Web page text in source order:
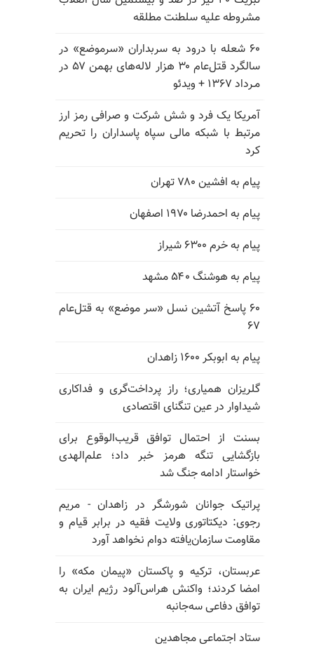
مشروطه علیه سلطنت مطلقه
۶۰ شعله با درود به سربداران «سرموضع» در
سالگرد قتل‌عام ۳۰ هزار لاله‌های بهمن ۵۷ در
مـرداد ۱۳۶۷ + ویدئو
آمریکا یک فرد و شش شرکت و صرافی رمز ارز
مرتبط با شبکه مالی سپاه پاسداران را تحریم
کرد
پیام به افشین ۷۸۰ تهران
پیام به احمدرضا ۱۹۷۰ اصفهان
پیام به خرم ۶۳۰۰ شیراز
پیام به هوشنگ ۵۴۰ مشهد
۶۰ پاسخ آتشین نسل «سر موضع» به قتل‌عام
۶۷
پیام به ابوبکر ۱۶۰۰ زاهدان
گلریزان همیاری؛ راز پرداخت‌گری و فداکاری
شیداوار در عین تنگنای اقتصادی
بسنت از احتمال توافق قریب‌الوقوع برای
بازگشایی تنگه هرمز خبر داد؛ علم‌الهدی
خواستار ادامه جنگ شد
پراتیک جوانان شورشگر در زاهدان - مریم
رجوی: دیکتاتوری ولایت فقیه در برابر قیام و
مقاومت سازمان‌یافته دوام نخواهد آورد
عربستان، ترکیه و پاکستان «پیمان مکه» را
امضا کردند؛ واکنش هراس‌آلود رژیم ایران به
توافق دفاعی سه‌جانبه
ستاد اجتماعی مجاهدین